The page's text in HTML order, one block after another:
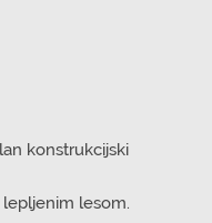
konstrukcijski
lesom.